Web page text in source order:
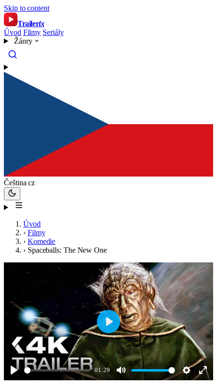
Skip to content
Trailerix
Úvod Filmy Seriály
Žánry
Čeština cz
Úvod
› Filmy
› Komedie
› Spaceballs: The New One
Play
01:29
Mute Settings
Play